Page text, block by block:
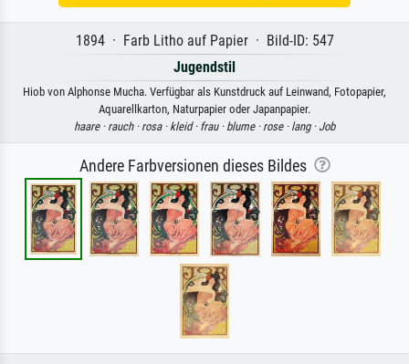
1894 · Farb Litho auf Papier · Bild-ID: 547
Jugendstil
Hiob von Alphonse Mucha. Verfügbar als Kunstdruck auf Leinwand, Fotopapier,
Aquarellkarton, Naturpapier oder Japanpapier.
haare · rauch · rosa · kleid · frau · blume · rose · lang · Job
Andere Farbversionen dieses Bildes